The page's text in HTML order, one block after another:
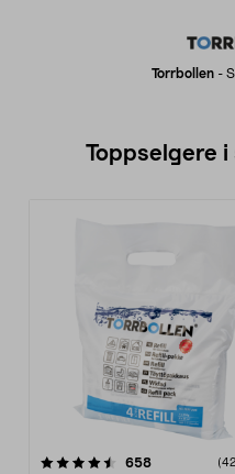
Torrbollen-
Toppselgere
658anmeldelser
4.5 av 5 stjerner